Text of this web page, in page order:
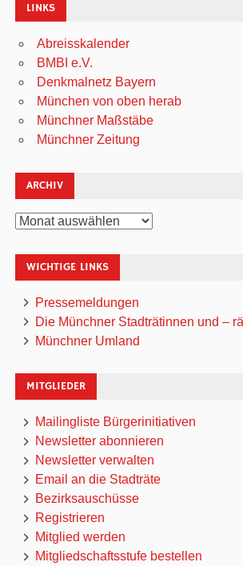
LINKS
Abreisskalender
BMBI e.V.
Denkmalnetz Bayern
München von oben herab
Münchner Maßstäbe
Münchner Zeitung
ARCHIV
Archiv
WICHTIGE LINKS
Pressemeldungen
Die Münchner Stadträtinnen und –
Münchner Umland
MITGLIEDER
Mailingliste Bürgerinitiativen
Newsletter abonnieren
Newsletter verwalten
Email an die Stadträte
Bezirksauschüsse
Registrieren
Mitglied werden
Mitgliedschaftsstufe bestellen